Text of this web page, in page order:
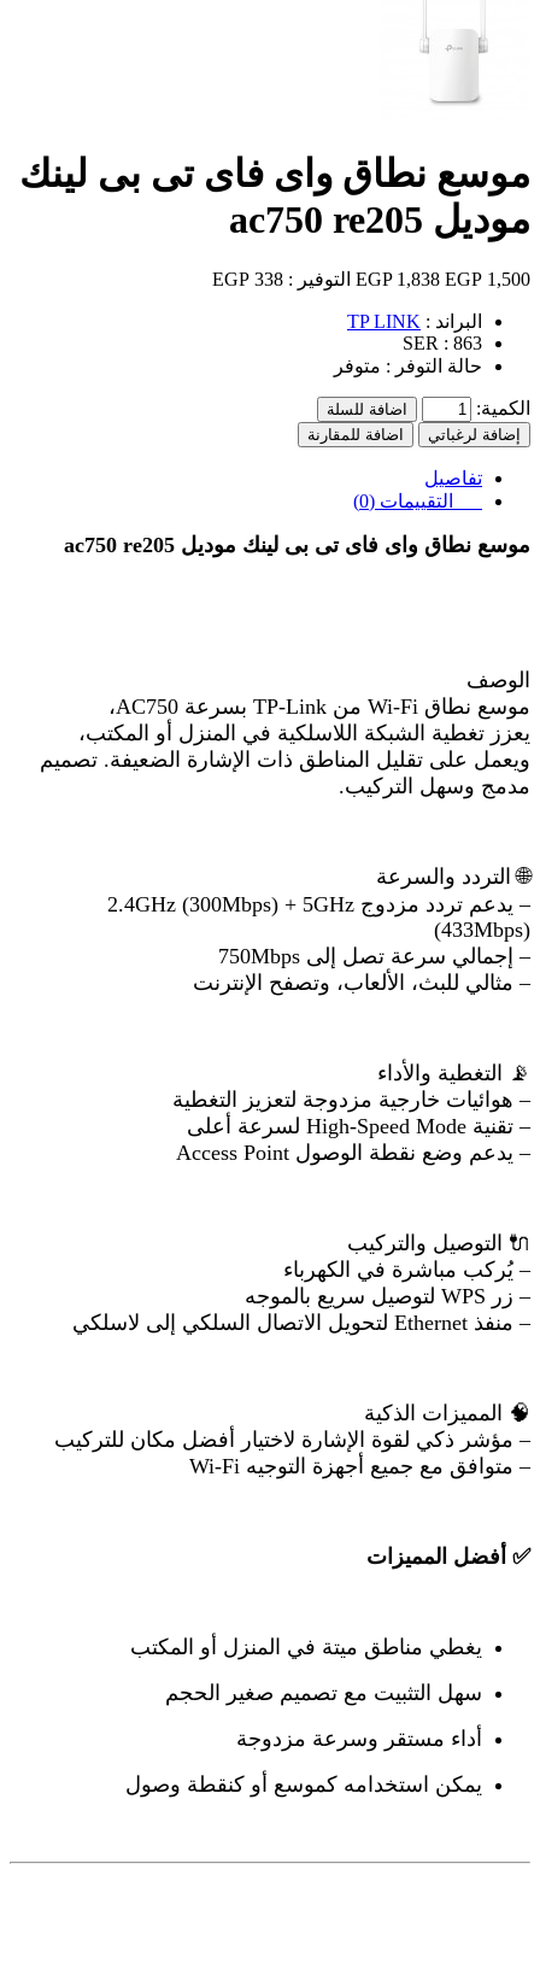
موسع نطاق واى فاى تى بى لينك
موديل ac750 re205
1,500 EGP
1,838 EGP التوفير : 338 EGP
البراند : TP LINK
SER : 863
حالة التوفر : متوفر
الكمية:
اضافة للسلة
إضافة لرغباتي
اضافة للمقارنة
تفاصيل
التقييمات (0)
موسع نطاق واى فاى تى بى لينك موديل ac750 re205
الوصف
موسع نطاق Wi-Fi من TP-Link بسرعة AC750،
يعزز تغطية الشبكة اللاسلكية في المنزل أو المكتب،
ويعمل على تقليل المناطق ذات الإشارة الضعيفة. تصميم
مدمج وسهل التركيب.
🌐 التردد والسرعة
– يدعم تردد مزدوج 2.4GHz (300Mbps) + 5GHz
(433Mbps)
– إجمالي سرعة تصل إلى 750Mbps
– مثالي للبث، الألعاب، وتصفح الإنترنت
📡
التغطية والأداء
– هوائيات خارجية مزدوجة لتعزيز التغطية
– تقنية High-Speed Mode لسرعة أعلى
– يدعم وضع نقطة الوصول Access Point
🔌 التوصيل والتركيب
– يُركب مباشرة في الكهرباء
– زر WPS لتوصيل سريع بالموجه
– منفذ Ethernet لتحويل الاتصال السلكي إلى لاسلكي
🧠
المميزات الذكية
– مؤشر ذكي لقوة الإشارة لاختيار أفضل مكان للتركيب
– متوافق مع جميع أجهزة التوجيه Wi-Fi
✅ أفضل المميزات
يغطي مناطق ميتة في المنزل أو المكتب
سهل التثبيت مع تصميم صغير الحجم
أداء مستقر وسرعة مزدوجة
يمكن استخدامه كموسع أو كنقطة وصول